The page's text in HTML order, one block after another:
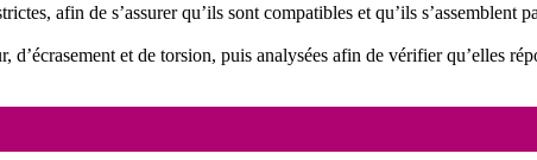
afin de s’assurer qu’ils sont compatibles et qu’ils s’assemblent
et de torsion, puis analysées afin de vérifier qu’elles